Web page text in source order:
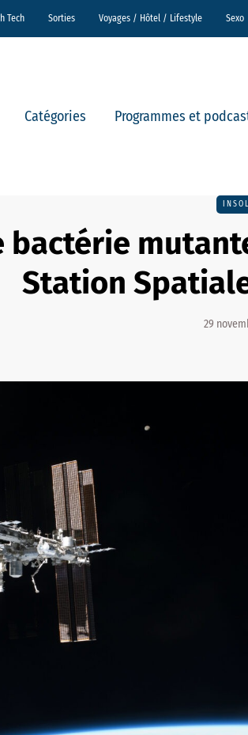
Tech Sorties Voyages / Hôtel / Lifestyle Sexo
Catégories Programmes et
bactérie
Station
29